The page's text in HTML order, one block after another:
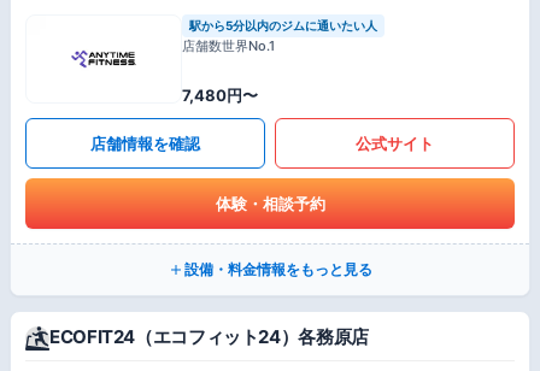
駅から5分以内のジムに通いたい人
店舗数世界No.1
7,480円〜
店舗情報を確認 公式サイト
体験・相談予約
設備・料金情報をもっと見る
ECOFIT24（エコフィット24）各務原店